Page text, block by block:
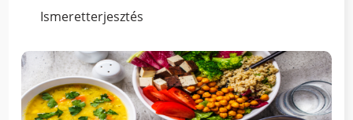
Ismeretterjesztés